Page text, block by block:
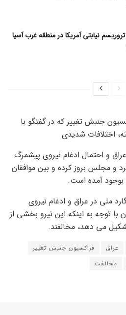
نیابتی آمریکا در منطقه غرب آسیا
جنبش تغییر که در گفتگو با
اختلافات شدیدی
و احتمال ادغام نیروی پیشمرگ
و مجلس بروز کرده و بین موافقان
بوجود آمده است.
ملی در عراق و ادغام نیروی
با توجه به اینکه این نیرو بخشی از
می دهد، مخالفند.
عراق
فراكسيون جنبش تغيير
مخالفت